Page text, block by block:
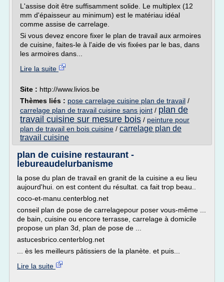
L'assise doit être suffisamment solide. Le multiplex (12
mm d'épaisseur au minimum) est le matériau idéal
comme assise de carrelage.
Si vous devez encore fixer le plan de travail aux armoires
de cuisine, faites-le à l'aide de vis fixées par le bas, dans
les armoires dans...
Lire la suite
Site : http://www.livios.be
Thèmes liés : pose carrelage cuisine plan de travail /
carrelage plan de travail cuisine sans joint / plan de
travail cuisine sur mesure bois / peinture pour
plan de travail en bois cuisine / carrelage plan de
travail cuisine
plan de cuisine restaurant -
lebureaudelurbanisme
la pose du plan de travail en granit de la cuisine a eu lieu
aujourd'hui. on est content du résultat. ca fait trop beau..
coco-et-manu.centerblog.net
conseil plan de pose de carrelagepour poser vous-même ...
de bain, cuisine ou encore terrasse, carrelage à domicile
propose un plan 3d, plan de pose de ...
astucesbrico.centerblog.net
... ès les meilleurs pâtissiers de la planète. et puis...
Lire la suite